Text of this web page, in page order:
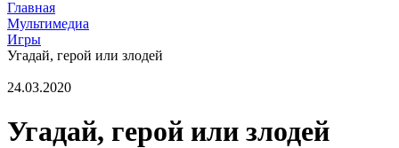
Главная
Мультимедиа
Игры
Угадай, герой или злодей
24.03.2020
Угадай, герой или злодей